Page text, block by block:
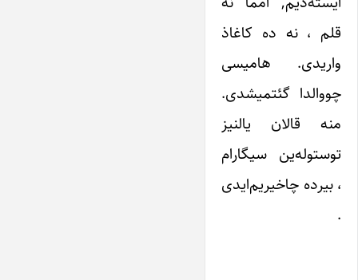
قلم ، نه ده کاغاذ
واریدی. هامیسی
چووالدا گئتمیشدی.
منه قالان یالنیز
توستوله‌ین سیگارام
، بیرده چاخیریم‌ایدی
.